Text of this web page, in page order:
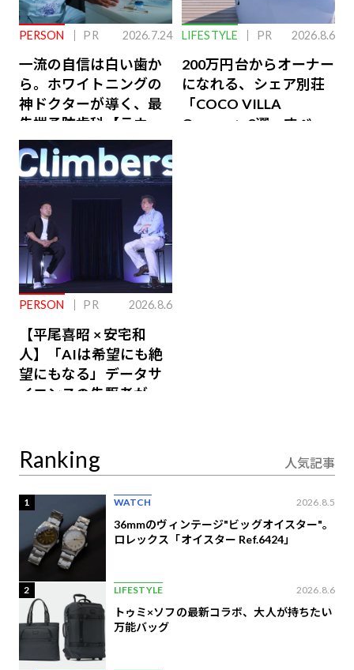
PERSON PR 2026.7.24
一流の自信は白い歯か
ら。ホワイトニングの
神ドクターが導く、最
先端予防歯科【ラウン
ジ会員特典あり】
LIFESTYLE PR 2026.8.6
200万円台からオーナー
になれる、シェア別荘
「COCO VILLA
Owners」3選。すべて
PERSON PR 2026.8.6
【平尾喜昭 × 安宅和
人】「AIは希望にも絶
望にもなる」データサ
イエンスの先駆者が語
Ranking 人気記事
1 WATCH 2026.8.5
36mmのヴィンテージ"ビッグオイスター"。
ロレックス「オイスター Ref.6424」
2 LIFESTYLE 2026.8.6
トゥミ×ソフの最新コラボ、大人が持ちたい
万能バッグ